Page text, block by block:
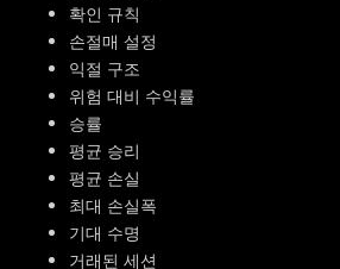
확인 규칙
손절매 설정
익절 구조
위험 대비 수익률
승률
평균 승리
평균 손실
최대 손실폭
기대 수명
거래된 세션